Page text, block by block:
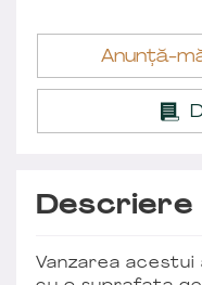
Anunță-
Descriere
Vanzarea